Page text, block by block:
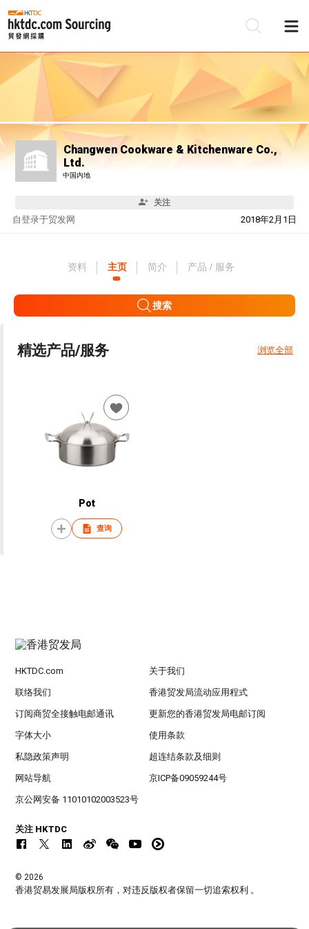
Changwen Cookware & Kitchenware Co.,
Ltd.
中国内地
关注
自 2018年2月1日
登录于贸发网
资料 主页 简介 产品 / 服务
搜索
精选产品/服务 浏览全部
Pot
查询
HKTDC.com 关于我们
联络我们 香港贸发局流动应用程式
订阅商贸全接触电邮通讯 更新您的香港贸发局电邮订阅
字体大小 使用条款
私隐政策声明 超连结条款及细则
网站导航 京ICP备09059244号
京公网安备 11010102003523号
关注 HKTDC
© 2026
香港贸易发展局版权所有，对违反版权者保留一切追索权利 。